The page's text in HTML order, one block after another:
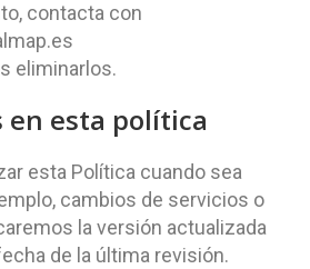
contacta con
eliminarlos.
en esta política
esta Política cuando sea
cambios de servicios o
la versión actualizada
de la última revisión.